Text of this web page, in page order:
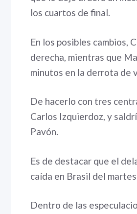
los cuartos de final.
En los posibles cambios,
derecha, mientras que
minutos en la derrota de
De hacerlo con tres
Carlos Izquierdoz, y
Pavón.
Es de destacar que el
caída en Brasil del martes
Dentro de las